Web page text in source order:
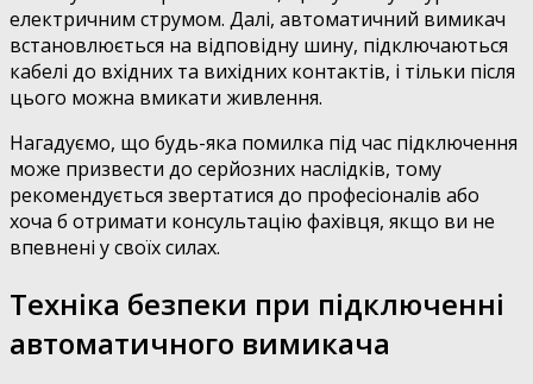
електричним струмом. Далі, автоматичний вимикач
встановлюється на відповідну шину, підключаються
кабелі до вхідних та вихідних контактів, і тільки після
цього можна вмикати живлення.
Нагадуємо, що будь-яка помилка під час підключення
може призвести до серйозних наслідків, тому
рекомендується звертатися до професіоналів або
хоча б отримати консультацію фахівця, якщо ви не
впевнені у своїх силах.
Техніка безпеки при підключенні
автоматичного вимикача